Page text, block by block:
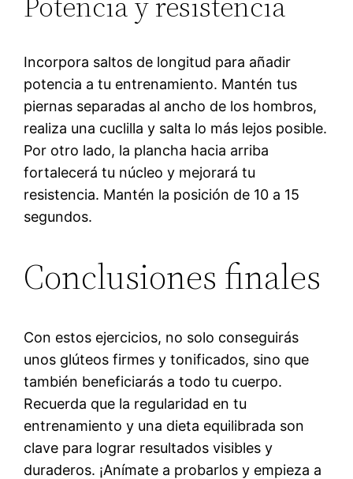
Incorpora saltos de longitud para añadir
potencia a tu entrenamiento. Mantén tus
piernas separadas al ancho de los hombros,
realiza una cuclilla y salta lo más lejos posible.
Por otro lado, la plancha hacia arriba
fortalecerá tu núcleo y mejorará tu
resistencia. Mantén la posición de 10 a 15
segundos.
Conclusiones finales
Con estos ejercicios, no solo conseguirás
unos glúteos firmes y tonificados, sino que
también beneficiarás a todo tu cuerpo.
Recuerda que la regularidad en tu
entrenamiento y una dieta equilibrada son
clave para lograr resultados visibles y
duraderos. ¡Anímate a probarlos y empieza a